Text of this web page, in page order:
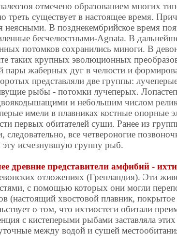
отмечено образованием многих
треть существует в настоящее время.
неясными. В позднекембрийское время
бесчелюстными-Agnata. В
потомков сохранились миноги. В
таких крупных эволюционных
пары жаберных дуг в челюсти и
представляли две группы:
рыбы - потомки лучеперых.
и небольшим числом
имели в плавниках костные опорные
первых обитателей суши. Ранее из
следовательно, все четвероногие
эту исчезнувшую группу рыб.
древние представители амфибий -
отложениях (Гренландия). Эти
с помощью которых они могли
(настоящий хвостовой плавник,
о том, что ихтиостеги обитали
с кистеперыми рыбами заставляла
между водой и сушей